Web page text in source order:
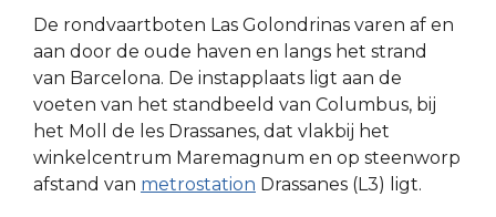
De rondvaartboten Las Golondrinas varen af en
aan door de oude haven en langs het strand
van Barcelona. De instapplaats ligt aan de
voeten van het standbeeld van Columbus, bij
het Moll de les Drassanes, dat vlakbij het
winkelcentrum Maremagnum en op steenworp
afstand van metrostation Drassanes (L3) ligt.